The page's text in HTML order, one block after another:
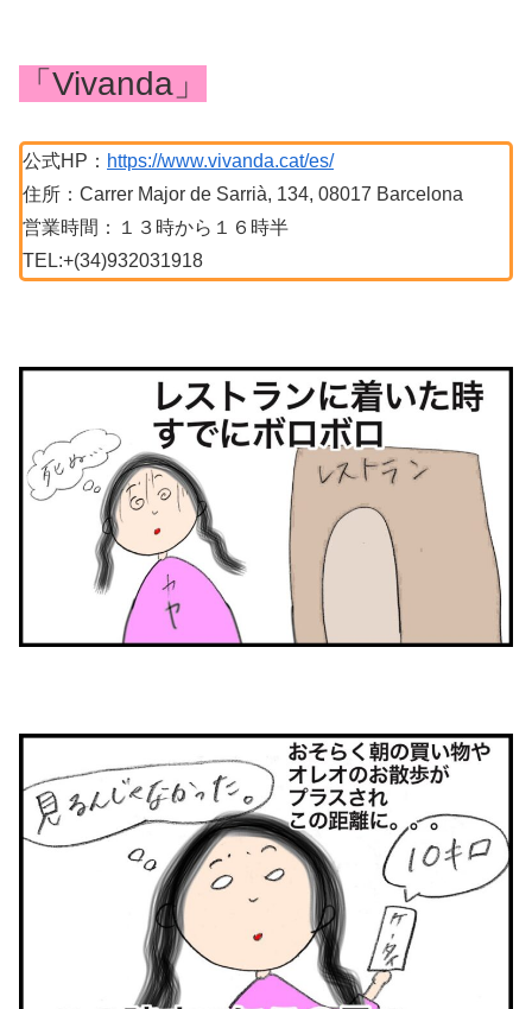
「Vivanda」
公式HP： https://www.vivanda.cat/es/
住所：Carrer Major de Sarrià, 134, 08017 Barcelona
営業時間：１３時から１６時半
TEL:+(34)932031918